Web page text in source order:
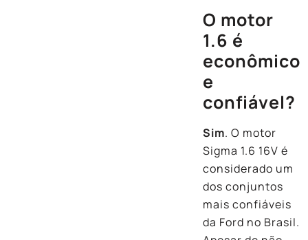
O motor
1.6 é
econômico
e
confiável?
Sim. O motor
Sigma 1.6 16V é
considerado um
dos conjuntos
mais confiáveis
da Ford no Brasil.